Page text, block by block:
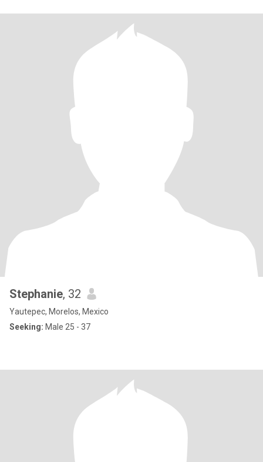
Stephanie, 32
Yautepec, Morelos, Mexico
Seeking: Male 25 - 37